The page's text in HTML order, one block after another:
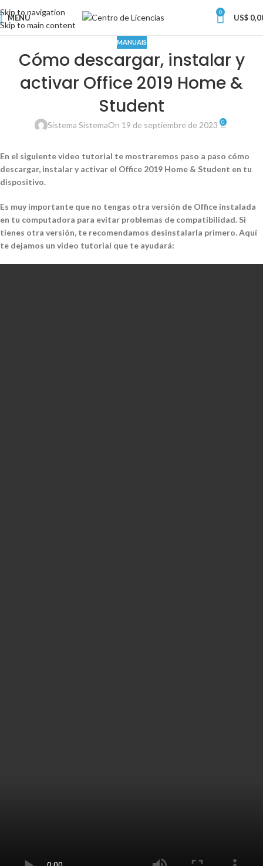
Skip to navigation
Skip to main content
MENU
0
US$
MANUAIS
Cómo descargar, instalar y
activar Office 2019 Home &
Student
Sistema SistemaOn 19 de septiembre de 2023 0
En el siguiente video tutorial te mostraremos paso a paso cómo
descargar, instalar y activar el Office 2019 Home & Student en tu
dispositivo.
Es muy importante que no tengas otra versión de Office instalada
en tu computadora para evitar problemas de compatibilidad. Si
tienes otra versión, te recomendamos desinstalarla primero. Aquí
te dejamos un video tutorial que te ayudará: